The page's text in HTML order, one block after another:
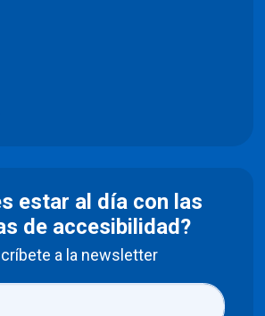
estar al día con las
de accesibilidad?
a la newsletter